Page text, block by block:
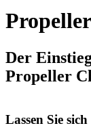
Der
Propeller
Lassen Sie